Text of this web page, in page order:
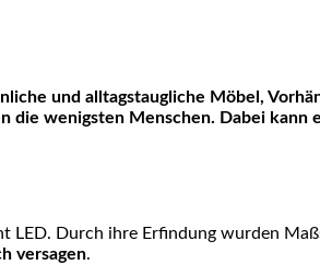
die wenigsten Menschen. Dabei
LED. Durch ihre Erfindung wurden
versagen.